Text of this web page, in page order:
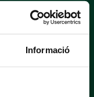
Informació